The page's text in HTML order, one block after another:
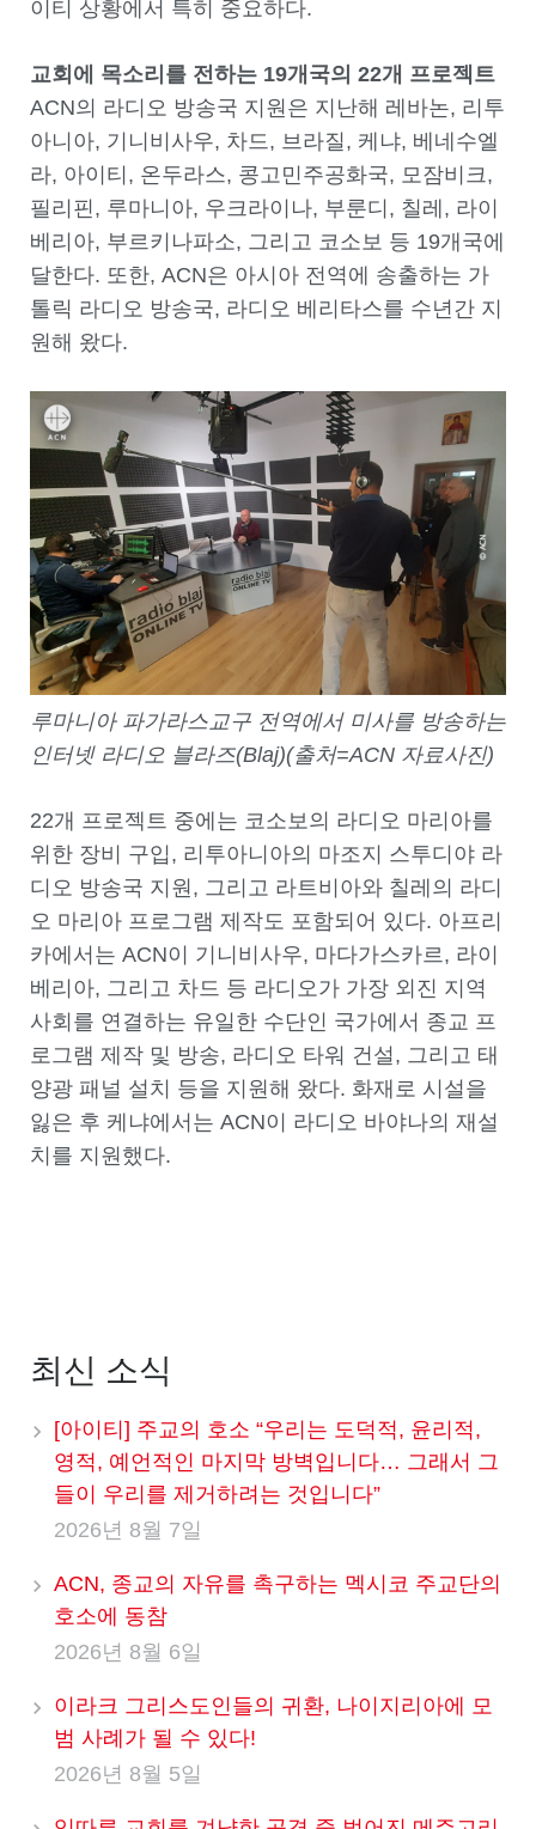
이티 상황에서 특히 중요하다.
교회에 목소리를 전하는 19개국의 22개 프로젝트
ACN의 라디오 방송국 지원은 지난해 레바논, 리투
아니아, 기니비사우, 차드, 브라질, 케냐, 베네수엘
라, 아이티, 온두라스, 콩고민주공화국, 모잠비크,
필리핀, 루마니아, 우크라이나, 부룬디, 칠레, 라이
베리아, 부르키나파소, 그리고 코소보 등 19개국에
달한다. 또한, ACN은 아시아 전역에 송출하는 가
톨릭 라디오 방송국, 라디오 베리타스를 수년간 지
원해 왔다.
루마니아 파가라스교구 전역에서 미사를 방송하는
인터넷 라디오 블라즈(Blaj)(출처=ACN 자료사진)
22개 프로젝트 중에는 코소보의 라디오 마리아를
위한 장비 구입, 리투아니아의 마조지 스투디야 라
디오 방송국 지원, 그리고 라트비아와 칠레의 라디
오 마리아 프로그램 제작도 포함되어 있다. 아프리
카에서는 ACN이 기니비사우, 마다가스카르, 라이
베리아, 그리고 차드 등 라디오가 가장 외진 지역
사회를 연결하는 유일한 수단인 국가에서 종교 프
로그램 제작 및 방송, 라디오 타워 건설, 그리고 태
양광 패널 설치 등을 지원해 왔다. 화재로 시설을
잃은 후 케냐에서는 ACN이 라디오 바야나의 재설
치를 지원했다.
최신 소식
[아이티] 주교의 호소 “우리는 도덕적, 윤리적,
영적, 예언적인 마지막 방벽입니다… 그래서 그
들이 우리를 제거하려는 것입니다”
2026년 8월 7일
ACN, 종교의 자유를 촉구하는 멕시코 주교단의
호소에 동참
2026년 8월 6일
이라크 그리스도인들의 귀환, 나이지리아에 모
범 사례가 될 수 있다!
2026년 8월 5일